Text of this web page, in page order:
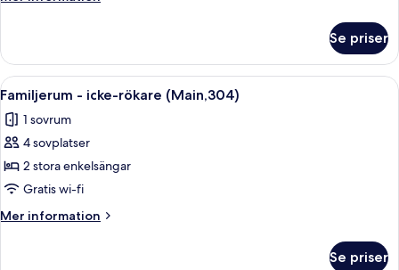
rökare
-
icke-
rökare
(Main,303)
Se priser
Öppna
alla
foton
för
Familjerum
-
icke-
rökare
Ett litet hotellrum med en säng, ett
28
Familjerum - icke-rökare (Main,304)
1 sovrum
4 sovplatser
2 stora enkelsängar
Gratis wi-fi
Mer information
Mer
Se priser